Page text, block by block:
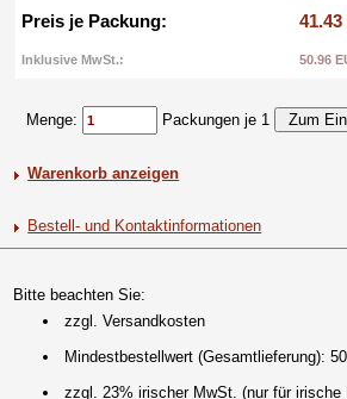
Preis je Packung:
41.43
Inklusive MwSt.: 50.96
Menge: Packungen je 1
Warenkorb anzeigen
Bestell- und Kontaktinformationen
Bitte beachten Sie:
zzgl. Versandkosten
Mindestbestellwert (Gesamtlieferung):
zzgl. 23% irischer MwSt. (nur für irische